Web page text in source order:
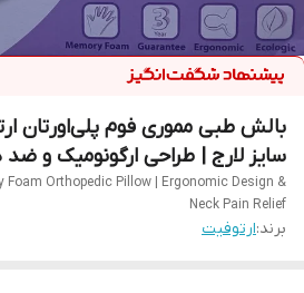
سایز لارج | طراحی ارگونومیک و ضد
Foam Orthopedic Pillow | Ergonomic Design &
Neck Pain Relief
برند:ارتوفیت